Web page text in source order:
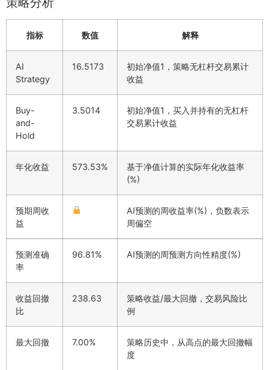
指标 数值 解释
AI
Strategy
16.5173
初始净值1，策略无杠杆交易累计
收益
Buy-
and-
Hold
3.5014
初始净值1，买入并持有的无杠杆
交易累计收益
年化收益 573.53%
基于净值计算的实际年化收益率
(%)
预期周收
益
AI预测的周收益率(%)，负数表示
周偏空
预测准确
率
96.81% AI预测的周预测方向性精度(%)
收益回撤
比
238.63
策略收益/最大回撤，交易风险比
例
最大回撤 7.00%
策略历史中，从高点的最大回撤幅
度